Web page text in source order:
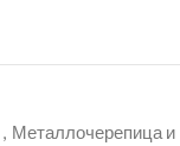
, Металлочерепица и